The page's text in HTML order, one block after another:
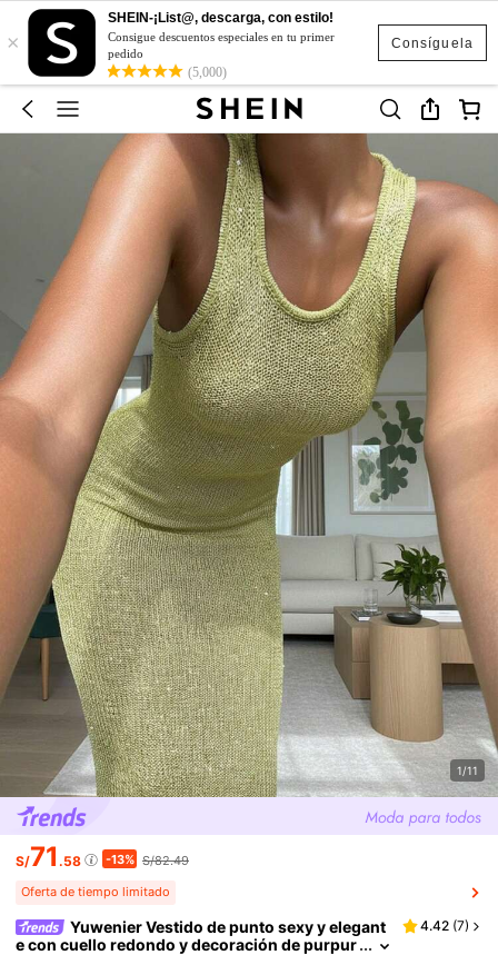
Consíguela
×
SHEIN-¡List@, descarga, con estilo!
Consigue descuentos especiales en tu primer
pedido
(5,000)
1/11
S/71 .58 -13% S/82.49
Oferta de tiempo limitado
Yuwenier Vestido de punto sexy y elegant
e con cuello redondo y decoración de purpur
4.42 (7)